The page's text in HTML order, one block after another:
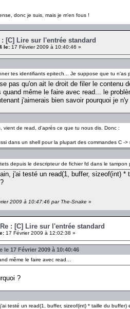
donc je suis, mais je m'en fous !
: [C] Lire sur l'entrée standard
le: 17 Février 2009 à 10:40:46 »
tes identifiants epitech... Je suppose que tu n'as
pas qu'on ait le droit de filer le contenu
quand même le faire avec read... le
j'aimerais bien savoir pourquoi je
vient de read, d'après ce que tu nous dis. Donc :
dans un shell pour la plupart des commandes C ->
depuis le descripteur de fichier fd dans le tampon
j'ai testé un read(1, buffer, sizeof(int)
2009 à 10:47:46 par The-Snake »
: [C] Lire sur l'entrée standard
17 Février 2009 à 12:02:38 »
17 Février 2009 à 10:40:46
même le faire avec read...
?
testé un read(1, buffer, sizeof(int) * taille du buffer)